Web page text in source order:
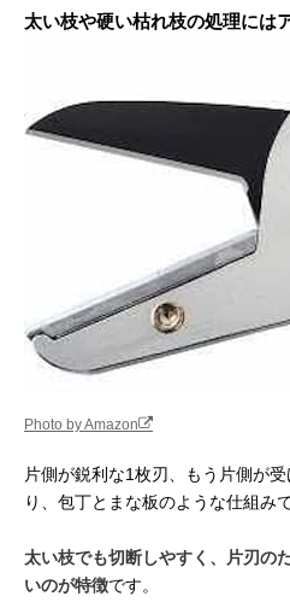
太い枝や硬い枯れ枝の処理には
Photo by Amazon
片側が鋭利な1枚刃、もう片側が受
り、包丁とまな板のような仕組み
太い枝でも切断しやすく、片刃の
いのが特徴です。